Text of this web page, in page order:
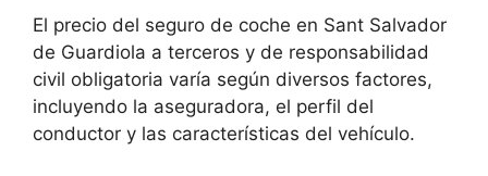
El precio del seguro de coche en Sant Salvador
de Guardiola a terceros y de responsabilidad
civil obligatoria varía según diversos factores,
incluyendo la aseguradora, el perfil del
conductor y las características del vehículo.